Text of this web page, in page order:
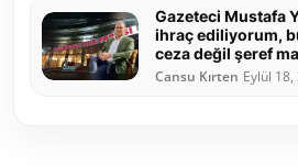
Gazeteci Mustafa
ihraç ediliyorum,
ceza değil şeref
Cansu Kırten Eylül 18,